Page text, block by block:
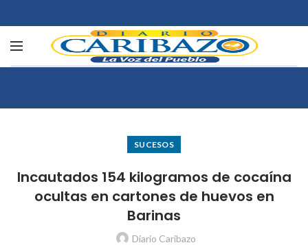
SUCESOS
Incautados 154 kilogramos de cocaína
ocultas en cartones de huevos en
Barinas
Diario Caribazo